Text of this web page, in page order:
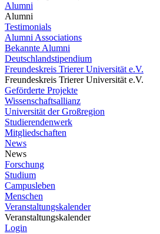
Alumni
Alumni
Testimonials
Alumni Associations
Bekannte Alumni
Deutschlandstipendium
Freundeskreis Trierer Universität e.V.
Freundeskreis Trierer Universität e.V.
Geförderte Projekte
Wissenschaftsallianz
Universität der Großregion
Studierendenwerk
Mitgliedschaften
News
News
Forschung
Studium
Campusleben
Menschen
Veranstaltungskalender
Veranstaltungskalender
Login